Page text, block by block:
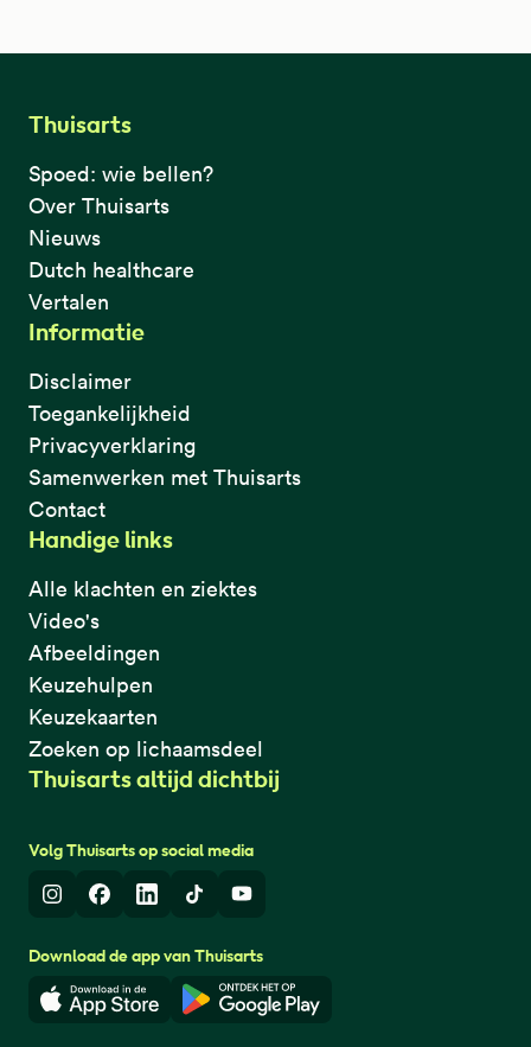
Thuisarts
Spoed: wie bellen?
Over Thuisarts
Nieuws
Dutch healthcare
Vertalen
Informatie
Disclaimer
Toegankelijkheid
Privacyverklaring
Samenwerken met Thuisarts
Contact
Handige links
Alle klachten en ziektes
Video's
Afbeeldingen
Keuzehulpen
Keuzekaarten
Zoeken op lichaamsdeel
Thuisarts altijd dichtbij
Volg Thuisarts op social media
InstagramFacebook
LinkedInTikTokYoutube
Download de app van Thuisarts
Download in de App StoreDownload in de Google Play